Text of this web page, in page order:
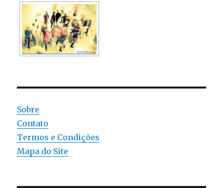
Sobre
Contato
Termos e Condições
Mapa do Site